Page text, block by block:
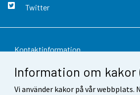
Information om kakor
Vi använder kakor på vår webbplats.
Twitter
Kontaktinformation
Respons
Användarvillkor